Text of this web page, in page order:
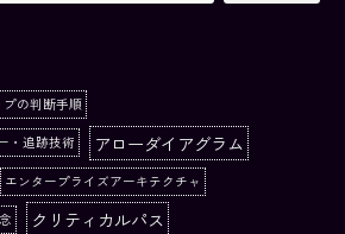
プの判断手順
・追跡技術 アローダイアグラム
エンタープライズアーキテクチャ
クリティカルパス